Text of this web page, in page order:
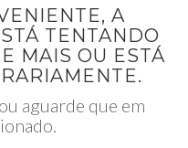
A
TENTANDO
MAIS OU ESTÁ
aguarde que em